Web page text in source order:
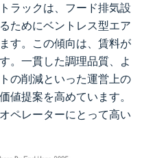
ラックは、フード排気設
ためにベントレス型エア
す。この傾向は、賃料が
。一貫した調理品質、よ
の削減といった運営上の
値提案を高めています。
ペレーターにとって高い